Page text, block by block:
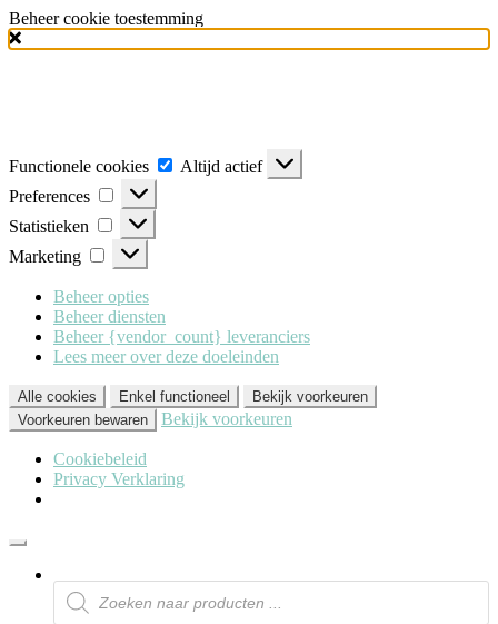
Beheer cookie toestemming
Functionele cookies
Altijd actief
Preferences
Statistieken
Marketing
Beheer opties
Beheer diensten
Beheer {vendor_count} leveranciers
Lees meer over deze doeleinden
Alle cookies Enkel functioneel
Bekijk voorkeuren
Voorkeuren bewaren
Bekijk voorkeuren
Cookiebeleid
Privacy Verklaring